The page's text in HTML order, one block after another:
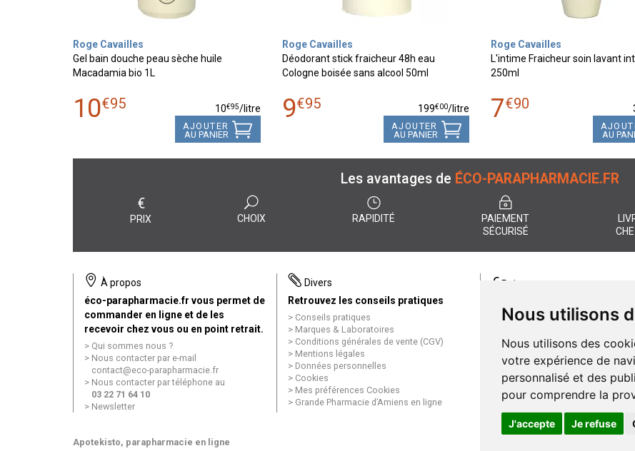
Nous utilisons
Nous utilisons des
votre expérience de
personnalisé et des
pour comprendre la
J'accepte Je refuse
Roge Cavailles
Gel bain douche peau sèche huile
Macadamia bio 1L
10€95 10€95/litre
AJOUTER
AU PANIER
Roge Cavailles
Déodorant stick fraicheur 48h eau
Cologne boisée sans alcool 50ml
9€95 199€00/litre
AJOUTER
AU PANIER
Roge Cavailles
L'intime Fraicheur soin lavant
250ml
7€90
AU
Les avantages de ÉCO-PARAPHARMACIE.FR
€
PRIX CHOIX RAPIDITÉ
PAIEMENT
SÉCURISÉ
À propos
éco-parapharmacie.fr vous permet de
commander en ligne et de les
recevoir chez vous ou en point retrait.
Qui sommes nous ?
Nous contacter par e-mail
contact@eco-parapharmacie.fr
Nous contacter par téléphone au
03 22 71 64 10
Newsletter
Divers
Retrouvez les conseils pratiques
Conseils pratiques
Marques & Laboratoires
Conditions générales de vente (CGV)
Mentions légales
Données personnelles
Cookies
Mes préférences Cookies
Grande Pharmacie d’Amiens en ligne
€Paiement
paiement entièrement
Paiement sécurisé et simple
Apotekisto, parapharmacie en ligne